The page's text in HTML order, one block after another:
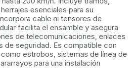
esenciales para su
cable ni tensores de
facilita el ensamble y asegura
de telecomunicaciones, enlaces
de seguridad. Es compatible con
estrobos, sistemas de línea de
para una instalación